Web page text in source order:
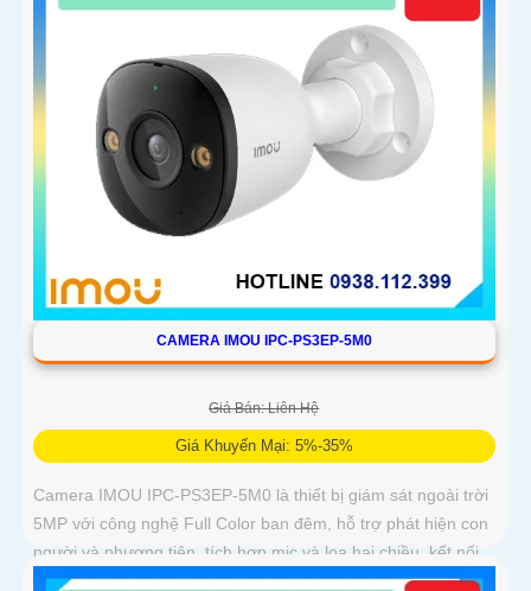
CAMERA IMOU IPC-PS3EP-5M0
Giá Bán: Liên Hệ
Giá Khuyến Mại: 5%-35%
Camera IMOU IPC-PS3EP-5M0 là thiết bị giám sát ngoài trời
5MP với công nghệ Full Color ban đêm, hỗ trợ phát hiện con
người và phương tiện, tích hợp mic và loa hai chiều, kết nối
PoE tiện lợi, phù hợp cho gia đình, cửa hàng và văn phòng